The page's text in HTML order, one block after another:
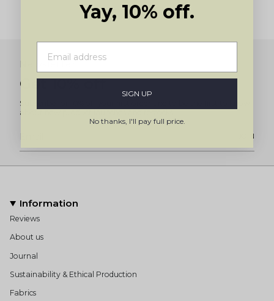
Get 10% off
Subscribe for 10% off your first order and to be the first to know
about new product launches and restocks.
JOIN
Information
Reviews
About us
Journal
Sustainability & Ethical Production
Fabrics
Yay, 10% off.
SIGN UP
No thanks, I'll pay full price.